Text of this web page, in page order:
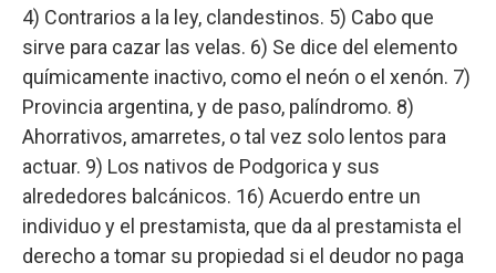
4) Contrarios a la ley, clandestinos. 5) Cabo que
sirve para cazar las velas. 6) Se dice del elemento
químicamente inactivo, como el neón o el xenón. 7)
Provincia argentina, y de paso, palíndromo. 8)
Ahorrativos, amarretes, o tal vez solo lentos para
actuar. 9) Los nativos de Podgorica y sus
alrededores balcánicos. 16) Acuerdo entre un
individuo y el prestamista, que da al prestamista el
derecho a tomar su propiedad si el deudor no paga